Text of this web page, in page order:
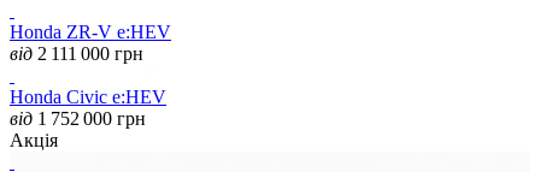
Honda ZR-V e:HEV
від 2 111 000 грн
Honda Civic e:HEV
від 1 752 000 грн
Акція